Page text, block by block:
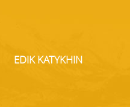
EDIK KATYKHIN